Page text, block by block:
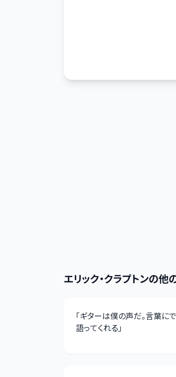
エリック・クラプトンの他
「ギターは僕の声だ。言葉に
語ってくれる」